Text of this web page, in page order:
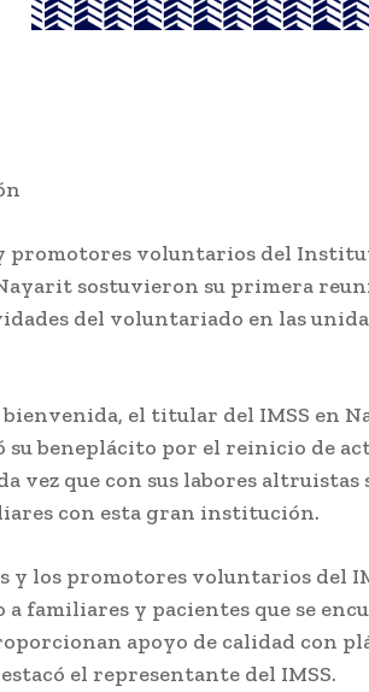
promotores voluntarios del
sostuvieron su primera
del voluntariado en las
bienvenida, el titular del IMSS en
su beneplácito por el reinicio de
vez que con sus labores altruistas
con esta gran institución.
y los promotores voluntarios del
a familiares y pacientes que se
apoyo de calidad con
el representante del IMSS.